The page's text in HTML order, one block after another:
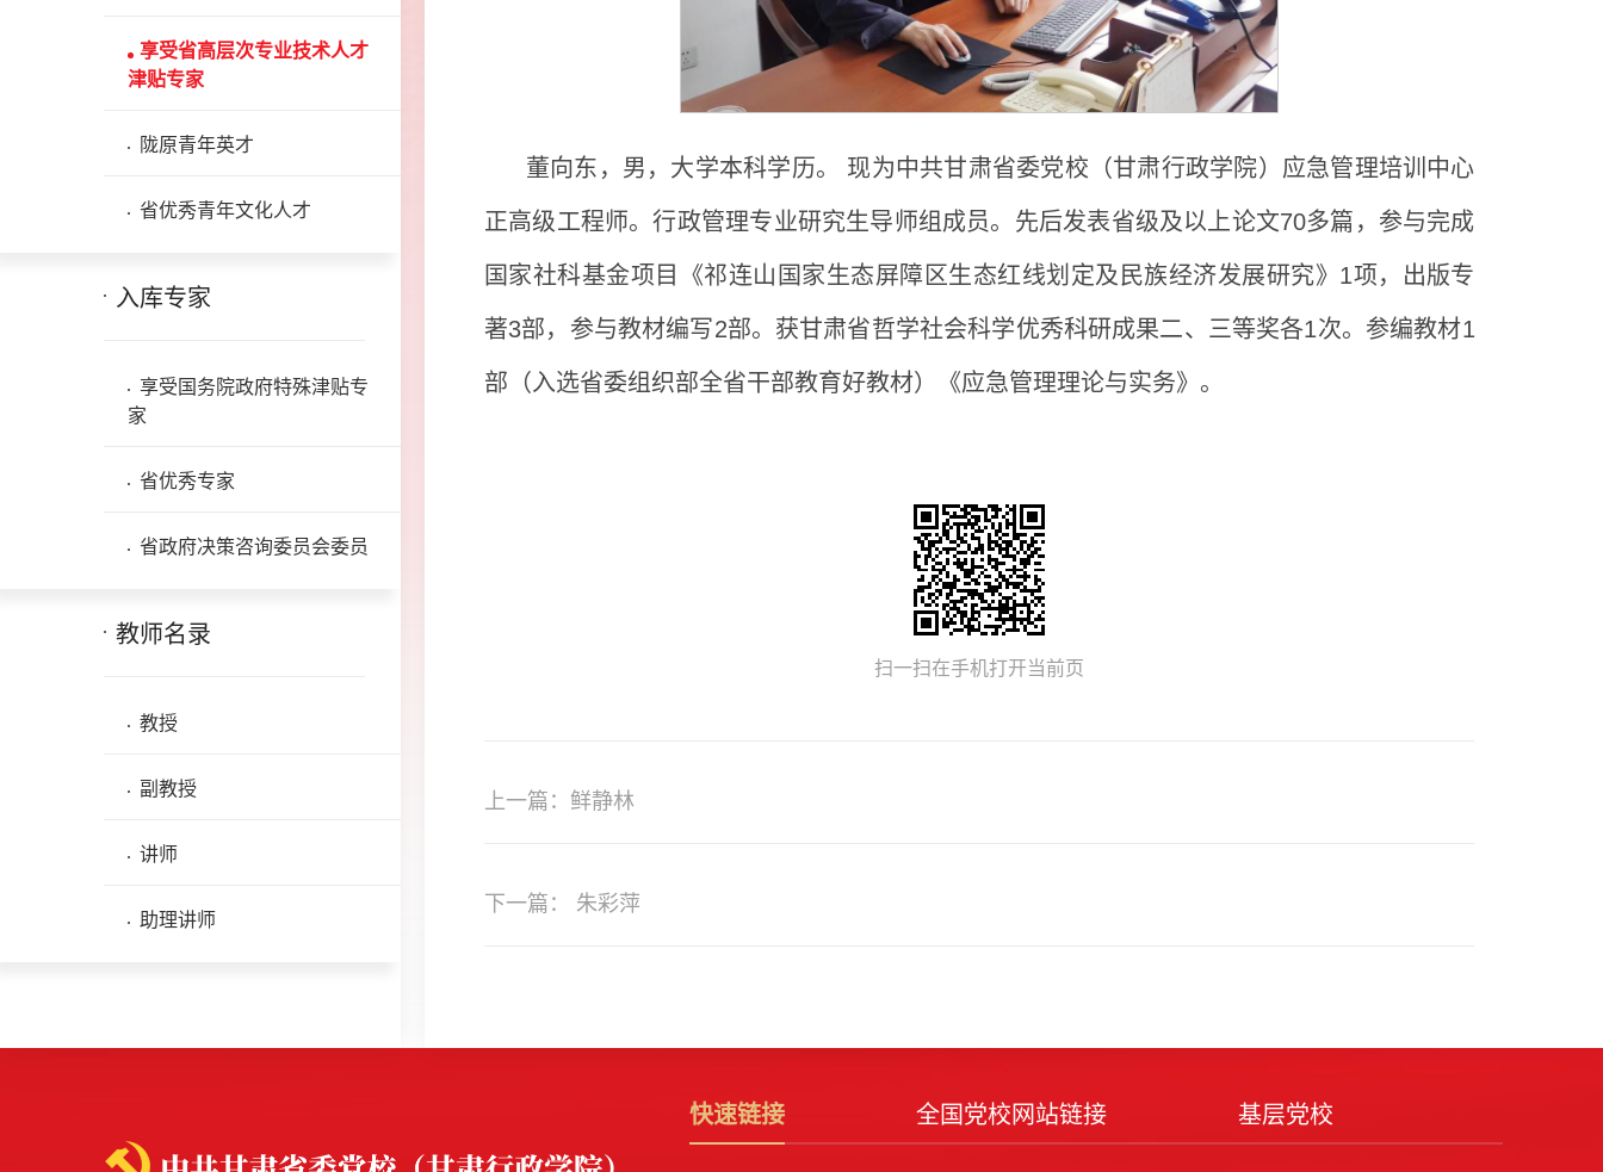
享受省高层次专业技术人才
津贴专家
陇原青年英才
省优秀青年文化人才
入库专家
享受国务院政府特殊津贴专
家
省优秀专家
省政府决策咨询委员会委员
教师名录
教授
副教授
讲师
助理讲师
董向东，男，大学本科学历。 现为中共甘肃省委党校（甘肃行政学院）应急管理培训中心
正高级工程师。行政管理专业研究生导师组成员。先后发表省级及以上论文70多篇，参与完成
国家社科基金项目《祁连山国家生态屏障区生态红线划定及民族经济发展研究》 1项，出版专
著3部，参与教材编写2部。获甘肃省哲学社会科学优秀科研成果二、三等奖各1次。参编教材1
部（入选省委组织部全省干部教育好教材）《应急管理理论与实务》。
扫一扫在手机打开当前页
上一篇：鲜静林
下一篇： 朱彩萍
快速链接 全国党校网站链接 基层党校